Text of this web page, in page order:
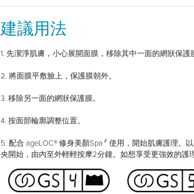
建議用法
1. 先潔淨肌膚，小心展開面膜，移除其中一面的網狀保護
2. 將面膜平敷臉上，保護膜朝外。
3. 移除另一面的網狀保護膜。
4. 按面部輪廓調整位置。
5. 配合 ageLOC® 修身美顏Spa # 使用，開始肌膚護理。
央開始，由內至外輕輕按摩2分鐘。如想享受更強效的護